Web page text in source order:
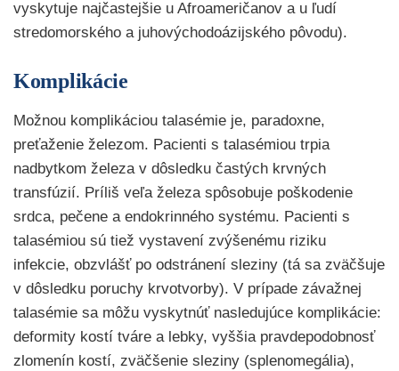
vyskytuje najčastejšie u Afroameričanov a u ľudí
stredomorského a juhovýchodoázijského pôvodu).
Komplikácie
Možnou komplikáciou talasémie je, paradoxne,
preťaženie železom. Pacienti s talasémiou trpia
nadbytkom železa v dôsledku častých krvných
transfúzií. Príliš veľa železa spôsobuje poškodenie
srdca, pečene a endokrinného systému. Pacienti s
talasémiou sú tiež vystavení zvýšenému riziku
infekcie, obzvlášť po odstránení sleziny (tá sa zväčšuje
v dôsledku poruchy krvotvorby). V prípade závažnej
talasémie sa môžu vyskytnúť nasledujúce komplikácie:
deformity kostí tváre a lebky, vyššia pravdepodobnosť
zlomenín kostí, zväčšenie sleziny (splenomegália),